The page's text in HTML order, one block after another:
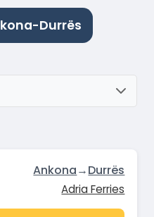
Durrës
Ankona→Durrës
Adria Ferries